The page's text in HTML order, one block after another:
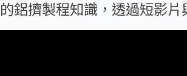
的鋁擠製程知識，透過短影